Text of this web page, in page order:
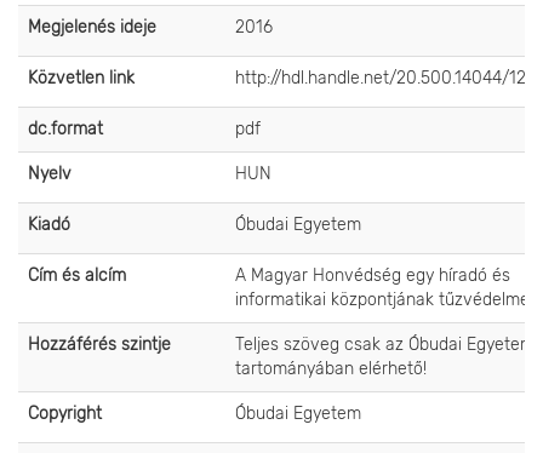
Megjelenés ideje 2016
Közvetlen link http://hdl.handle.net/20.500.14044/
dc.format pdf
Nyelv HUN
Kiadó Óbudai Egyetem
Cím és alcím
A Magyar Honvédség egy híradó és
informatikai központjának tűzvédelme
Hozzáférés szintje
Teljes szöveg csak az Óbudai Egyetem
tartományában elérhető!
Copyright Óbudai Egyetem